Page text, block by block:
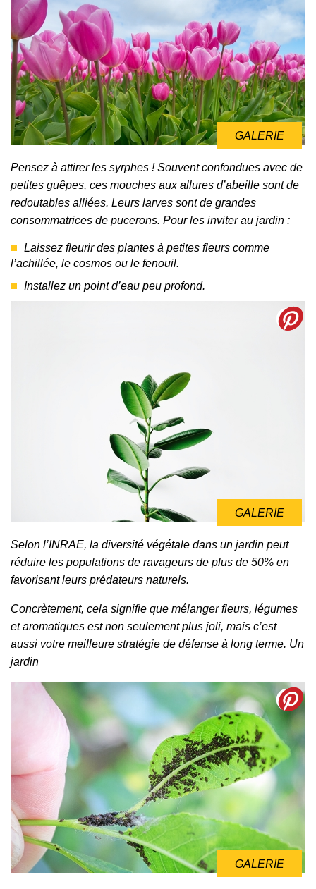
GALERIE
Pensez à attirer les syrphes ! Souvent confondues avec de
petites guêpes, ces mouches aux allures d’abeille sont de
redoutables alliées. Leurs larves sont de grandes
consommatrices de pucerons. Pour les inviter au jardin :
Laissez fleurir des plantes à petites fleurs comme
l’achillée, le cosmos ou le fenouil.
Installez un point d’eau peu profond.
GALERIE
Selon l’INRAE, la diversité végétale dans un jardin peut
réduire les populations de ravageurs de plus de 50% en
favorisant leurs prédateurs naturels.
Concrètement, cela signifie que mélanger fleurs, légumes
et aromatiques est non seulement plus joli, mais c’est
aussi votre meilleure stratégie de défense à long terme. Un
jardin
GALERIE